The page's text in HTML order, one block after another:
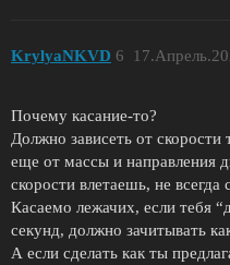
KrylyaNKVD 6
Почему касание-то?
Должно зависеть от
еще от массы и направления
скорости влетаешь, не всегда
Касаемо лежачих, если тебя
секунд, должно зачитывать
А если сделать как ты